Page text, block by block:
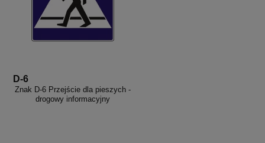
D-6
Znak D-6 Przejście dla pieszych -
drogowy informacyjny